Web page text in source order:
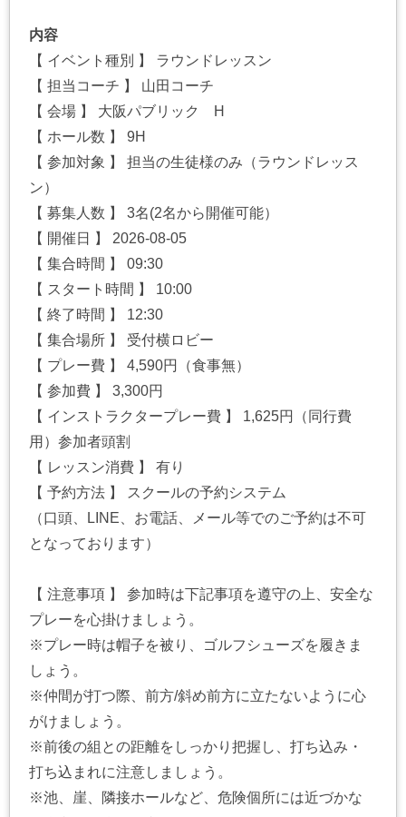
内容
【 イベント種別 】 ラウンドレッスン
【 担当コーチ 】 山田コーチ
【 会場 】 大阪パブリック H
【 ホール数 】 9H
【 参加対象 】 担当の生徒様のみ（ラウンドレッス
ン）
【 募集人数 】 3名(2名から開催可能）
【 開催日 】 2026-08-05
【 集合時間 】 09:30
【 スタート時間 】 10:00
【 終了時間 】 12:30
【 集合場所 】 受付横ロビー
【 プレー費 】 4,590円（食事無）
【 参加費 】 3,300円
【 インストラクタープレー費 】 1,625円（同行費
用）参加者頭割
【 レッスン消費 】 有り
【 予約方法 】 スクールの予約システム
（口頭、LINE、お電話、メール等でのご予約は不可
となっております）
【 注意事項 】 参加時は下記事項を遵守の上、安全な
プレーを心掛けましょう。
※プレー時は帽子を被り、ゴルフシューズを履きま
しょう。
※仲間が打つ際、前方/斜め前方に立たないように心
がけましょう。
※前後の組との距離をしっかり把握し、打ち込み・
打ち込まれに注意しましょう。
※池、崖、隣接ホールなど、危険個所には近づかな